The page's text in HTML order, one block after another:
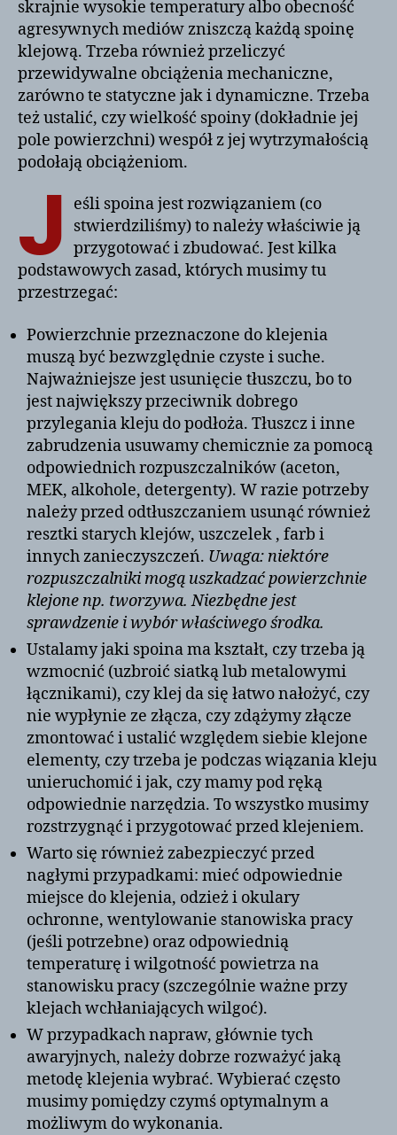
skrajnie wysokie temperatury albo obecność
agresywnych mediów zniszczą każdą spoinę
klejową. Trzeba również przeliczyć
przewidywalne obciążenia mechaniczne,
zarówno te statyczne jak i dynamiczne. Trzeba
też ustalić, czy wielkość spoiny (dokładnie jej
pole powierzchni) wespół z jej wytrzymałością
podołają obciążeniom.
J
eśli spoina jest rozwiązaniem (co
stwierdziliśmy) to należy właściwie ją
przygotować i zbudować. Jest kilka
podstawowych zasad, których musimy tu
przestrzegać:
Powierzchnie przeznaczone do klejenia
muszą być bezwzględnie czyste i suche.
Najważniejsze jest usunięcie tłuszczu, bo to
jest największy przeciwnik dobrego
przylegania kleju do podłoża. Tłuszcz i inne
zabrudzenia usuwamy chemicznie za pomocą
odpowiednich rozpuszczalników (aceton,
MEK, alkohole, detergenty). W razie potrzeby
należy przed odtłuszczaniem usunąć również
resztki starych klejów, uszczelek , farb i
innych zanieczyszczeń. Uwaga: niektóre
rozpuszczalniki mogą uszkadzać powierzchnie
klejone np. tworzywa. Niezbędne jest
sprawdzenie i wybór właściwego środka.
Ustalamy jaki spoina ma kształt, czy trzeba ją
wzmocnić (uzbroić siatką lub metalowymi
łącznikami), czy klej da się łatwo nałożyć, czy
nie wypłynie ze złącza, czy zdążymy złącze
zmontować i ustalić względem siebie klejone
elementy, czy trzeba je podczas wiązania kleju
unieruchomić i jak, czy mamy pod ręką
odpowiednie narzędzia. To wszystko musimy
rozstrzygnąć i przygotować przed klejeniem.
Warto się również zabezpieczyć przed
nagłymi przypadkami: mieć odpowiednie
miejsce do klejenia, odzież i okulary
ochronne, wentylowanie stanowiska pracy
(jeśli potrzebne) oraz odpowiednią
temperaturę i wilgotność powietrza na
stanowisku pracy (szczególnie ważne przy
klejach wchłaniających wilgoć).
W przypadkach napraw, głównie tych
awaryjnych, należy dobrze rozważyć jaką
metodę klejenia wybrać. Wybierać często
musimy pomiędzy czymś optymalnym a
możliwym do wykonania.